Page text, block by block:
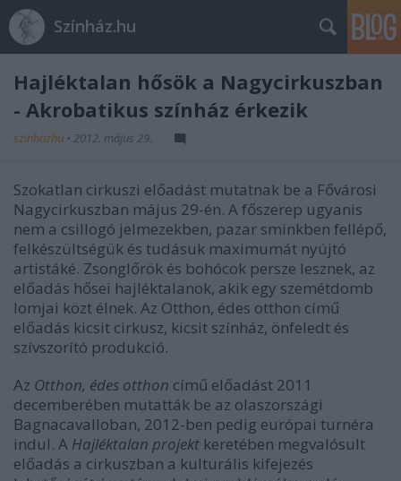
Színház.hu
Hajléktalan hősök a Nagycirkuszban
- Akrobatikus színház érkezik
szinhazhu • 2012. május 29.
Szokatlan cirkuszi előadást mutatnak be a Fővárosi
Nagycirkuszban május 29-én. A főszerep ugyanis
nem a csillogó jelmezekben, pazar sminkben fellépő,
felkészültségük és tudásuk maximumát nyújtó
artistáké. Zsonglőrök és bohócok persze lesznek, az
előadás hősei hajléktalanok, akik egy szemétdomb
lomjai közt élnek. Az Otthon, édes otthon című
előadás kicsit cirkusz, kicsit színház, önfeledt és
szívszorító produkció.
Az Otthon, édes otthon című előadást 2011
decemberében mutatták be az olaszországi
Bagnacavalloban, 2012-ben pedig európai turnéra
indul. A Hajléktalan projekt keretében megvalósult
előadás a cirkuszban a kulturális kifejezés